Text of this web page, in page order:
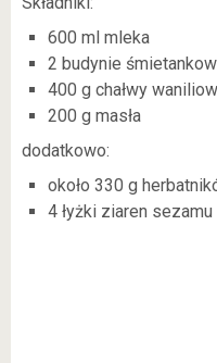
600 ml mleka
2 budynie
400 g chałwy
200 g masła
dodatkowo:
około 330 g
4 łyżki ziaren sezamu